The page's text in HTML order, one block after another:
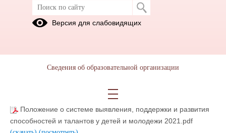
Система выявления, поддержки и
развития способностей и талантов у
Концепция общенациональной системы выявления и
Положение о системе выявления, поддержки и развития
способностей и талантов у детей и молодежи 2021.pdf
Версия для слабовидящих
Сведения об образовательной организации